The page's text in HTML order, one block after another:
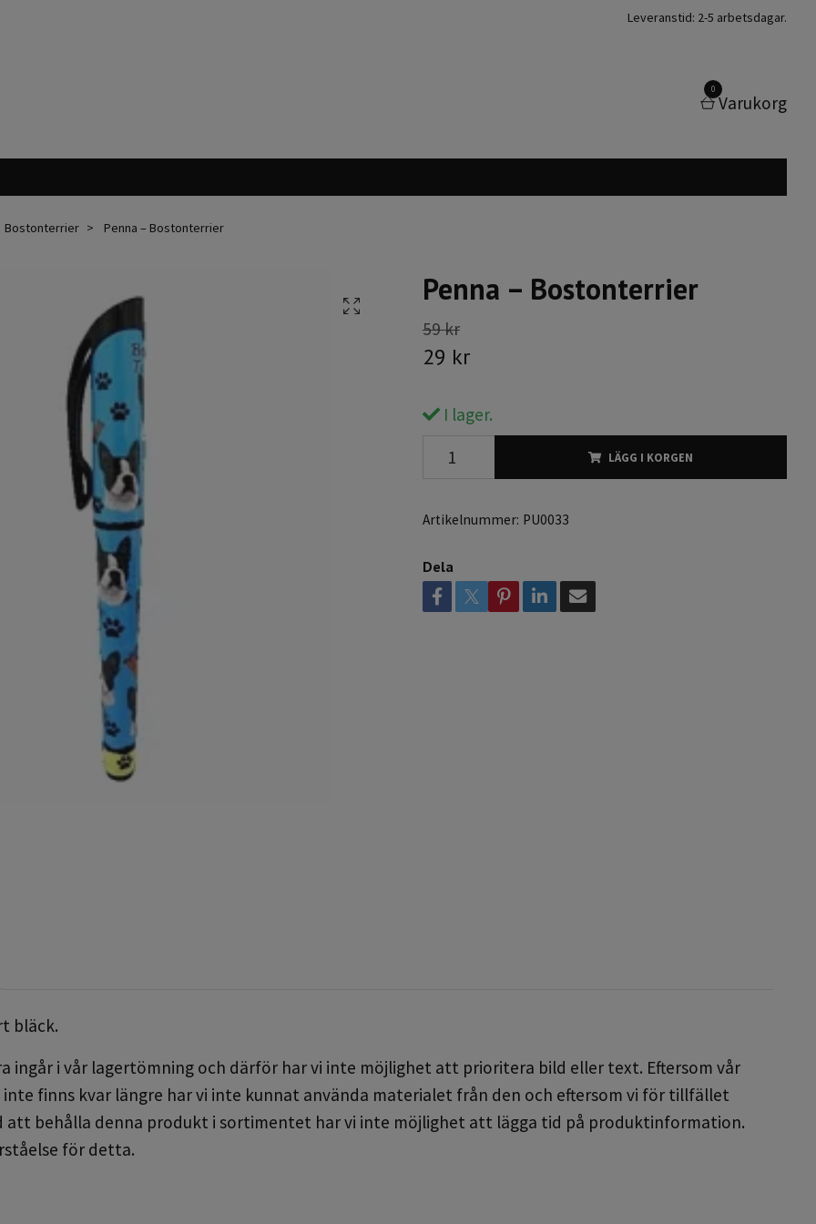
Leveranstid: 2-5 arbetsdagar.
0
Varukorg
Bostonterrier Penna – Bostonterrier
Penna – Bostonterrier
59 kr
29 kr
I lager.
LÄGG I KORGEN
Artikelnummer: PU0033
Dela
bläck.
ingår i vår lagertömning och därför har vi inte möjlighet att prioritera bild eller text. Eftersom vår
inte finns kvar längre har vi inte kunnat använda materialet från den och eftersom vi för tillfället
att behålla denna produkt i sortimentet har vi inte möjlighet att lägga tid på produktinformation.
för detta.